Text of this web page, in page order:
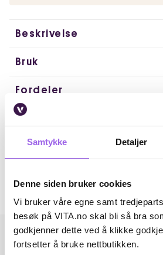
Samtykke Detaljer
Denne siden bruker cookies
Vi bruker våre egne samt
besøk på VITA.no skal bli så bra
godkjenner dette ved å klikke
fortsetter å bruke nettbutikken.
Beskrivelse
Bruk
Fordeler
Ingredienser
Artikkelnummer: 369065
Andre har også kjøpt..